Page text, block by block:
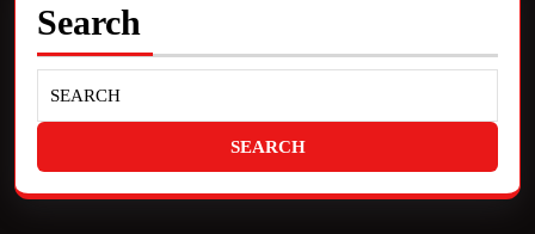
Search